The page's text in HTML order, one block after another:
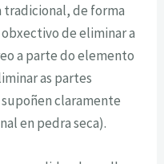
tradicional, de forma
de eliminar a
a parte do elemento
as partes
claramente
en pedra seca).